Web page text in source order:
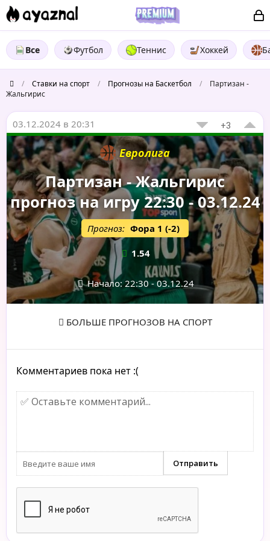
Все Футбол Теннис Хоккей
/ Ставки на спорт / Прогнозы на Баскетбол /
Партизан -
Жальгирис
03.12.2024 в 20:31 +3
Евролига
Партизан - Жальгирис
прогноз на игру 22:30 - 03.12.24
Прогноз: Фора 1 (-2)
1.54
Начало: 22:30 - 03.12.24
БОЛЬШЕ ПРОГНОЗОВ НА СПОРТ
Комментариев пока нет :(